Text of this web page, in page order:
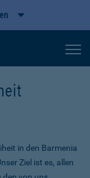
in den Barmenia
Ziel ist es, allen